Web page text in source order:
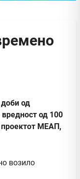
доби од
од 100
МЕАП,